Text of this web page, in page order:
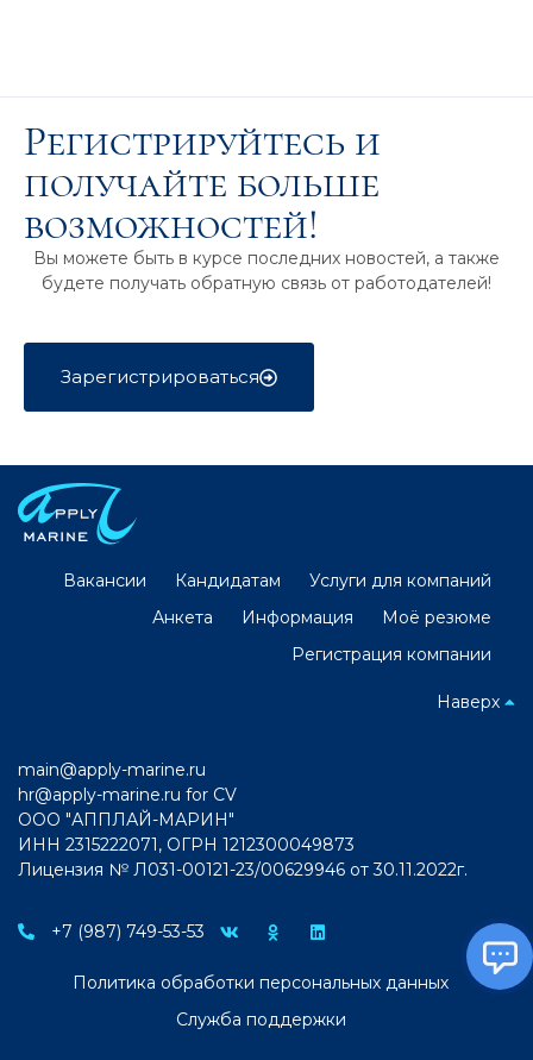
Регистрируйтесь и
получайте больше
возможностей!
Вы можете быть в курсе последних новостей, а также
будете получать обратную связь от работодателей!
Зарегистрироваться
Вакансии Кандидатам
Услуги для компаний
Анкета
Информация
Моё резюме
Регистрация компании
Наверх
main@apply-marine.ru
hr@apply-marine.ru for CV
ООО "АППЛАЙ-МАРИН"
ИНН 2315222071, ОГРН 1212300049873
Лицензия № Л031-00121-23/00629946 от 30.11.2022г.
+7 (987) 749-53-53
Политика обработки персональных данных
Служба поддержки